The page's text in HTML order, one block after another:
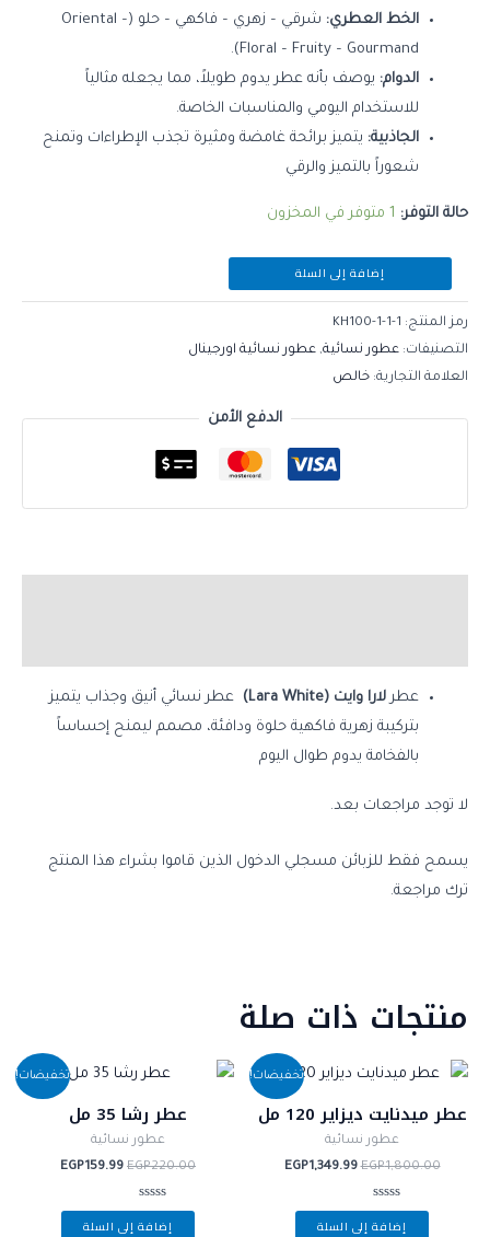
الخط العطري:
شرقي – زهري – فاكهي – حلو (Oriental –
Floral – Fruity – Gourmand).
الدوام: يوصف بأنه عطر يدوم طويلاً، مما يجعله مثالياً
للاستخدام اليومي والمناسبات الخاصة.
الجاذبية: يتميز برائحة غامضة ومثيرة تجذب الإطراءات وتمنح
شعوراً بالتميز والرقي
حالة التوفر: 1 متوفر في المخزون
إضافة إلى السلة
رمز المنتج: KH100-1-1-1
التصنيفات: عطور نسائية, عطور نسائية اورجينال
العلامة التجارية: خالص
الدفع الأمن
عطرلارا وايت (Lara White)
عطر نسائي أنيق وجذاب يتميز
بتركيبة زهرية فاكهية حلوة ودافئة، مصمم ليمنح إحساساً
بالفخامة يدوم طوال اليوم
لا توجد مراجعات بعد.
يسمح فقط للزبائن مسجلي الدخول الذين قاموا بشراء هذا المنتج
ترك مراجعة.
منتجات ذات صلة
تخفيضات!
عطر ميدنايت ديزاير 120 مل
عطور نسائية
EGP1,800.00
السعر
الأصلي
هو:
EGP1,800.00.
EGP1,349.99
السعر
الحالي
هو:
EGP1,349.99.
تم
التقييم
إضافة إلى السلة
تخفيضات!
عطر رشا 35 مل
عطور نسائية
EGP220.00
السعر
هو:
EGP220.00.
EGP159.99
السعر
الحالي
هو:
تم
التقييم
إضافة إلى السلة